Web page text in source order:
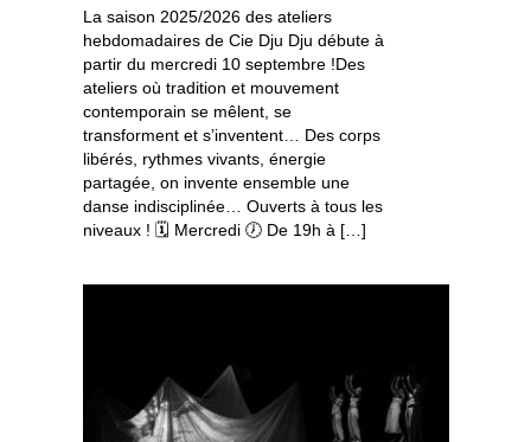
La saison 2025/2026 des ateliers
hebdomadaires de Cie Dju Dju débute à
partir du mercredi 10 septembre !Des
ateliers où tradition et mouvement
contemporain se mêlent, se
transforment et s’inventent… Des corps
libérés, rythmes vivants, énergie
partagée, on invente ensemble une
danse indisciplinée… Ouverts à tous les
niveaux ! 🗓️ Mercredi 🕖 De 19h à […]